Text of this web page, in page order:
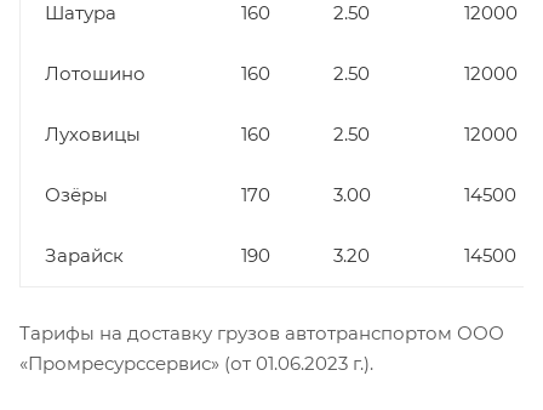
Шатура 160 2.50 12000
Лотошино 160 2.50 12000
Луховицы 160 2.50 12000
Озёры 170 3.00 14500
Зарайск 190 3.20 14500
Тарифы на доставку грузов автотранспортом ООО
«Промресурссервис» (от 01.06.2023 г.).